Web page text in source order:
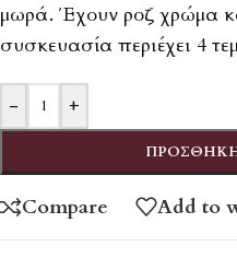
μωρά. Έχουν ροζ χρώμα
συσκευασία περιέχει 4
- +
Compare Add to